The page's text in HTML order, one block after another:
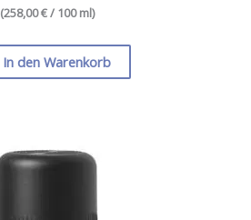
(258,00 € / 100 ml)
In den Warenkorb